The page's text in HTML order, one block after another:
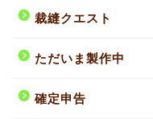
裁縫クエスト
ただいま製作中
確定申告